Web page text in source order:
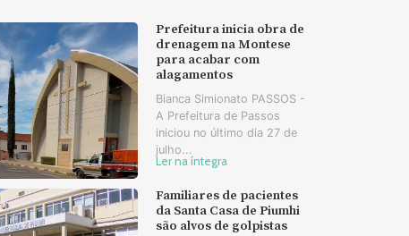
Prefeitura inicia obra de
drenagem na Montese
para acabar com
alagamentos
Bianca Simionato PASSOS -
A Prefeitura de Passos
iniciou no último dia 27 de
julho...
Ler na íntegra
Familiares de pacientes
da Santa Casa de Piumhi
são alvos de golpistas